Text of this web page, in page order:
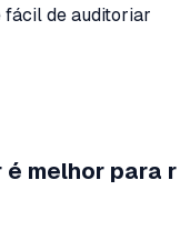
fácil de auditoriar
é melhor para r